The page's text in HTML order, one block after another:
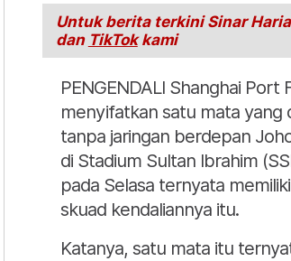
Untuk berita terkini Sinar
dan TikTokkami
PENGENDALI Shanghai Port
menyifatkan satu mata yang
tanpa jaringan berdepan
di Stadium Sultan Ibrahim
pada Selasa ternyata
skuad kendaliannya itu.
Katanya, satu mata itu